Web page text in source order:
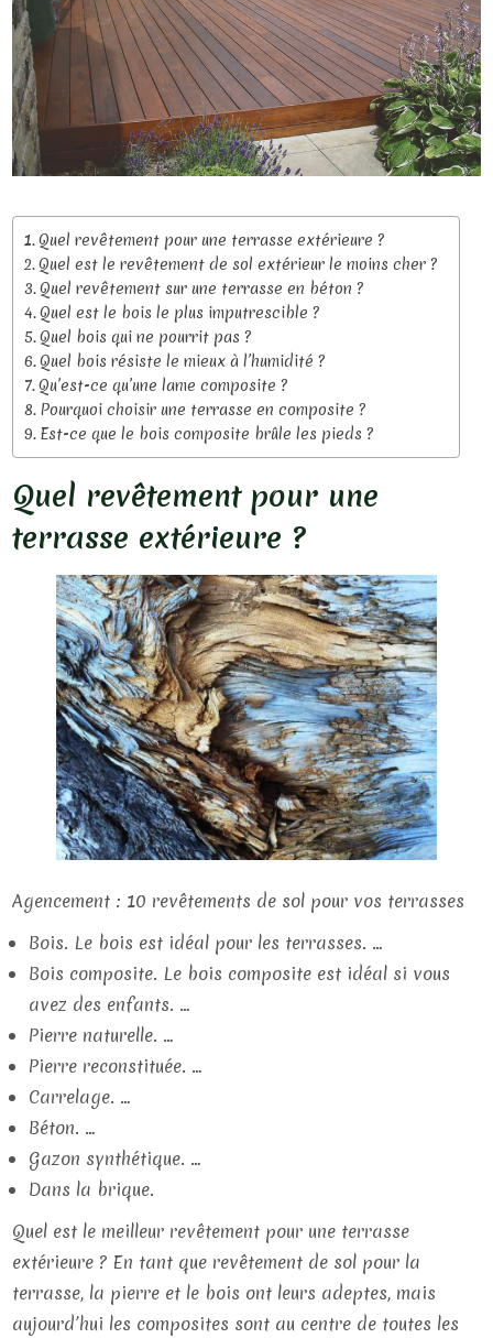
Quel revêtement pour une terrasse extérieure ?
Quel est le revêtement de sol extérieur le moins cher ?
Quel revêtement sur une terrasse en béton ?
Quel est le bois le plus imputrescible ?
Quel bois qui ne pourrit pas ?
Quel bois résiste le mieux à l’humidité ?
Qu’est-ce qu’une lame composite ?
Pourquoi choisir une terrasse en composite ?
Est-ce que le bois composite brûle les pieds ?
Quel revêtement pour une
terrasse extérieure ?
Agencement : 10 revêtements de sol pour vos terrasses
Bois. Le bois est idéal pour les terrasses. …
Bois composite. Le bois composite est idéal si vous
avez des enfants. …
Pierre naturelle. …
Pierre reconstituée. …
Carrelage. …
Béton. …
Gazon synthétique. …
Dans la brique.
Quel est le meilleur revêtement pour une terrasse
extérieure ? En tant que revêtement de sol pour la
terrasse, la pierre et le bois ont leurs adeptes, mais
aujourd’hui les composites sont au centre de toutes les